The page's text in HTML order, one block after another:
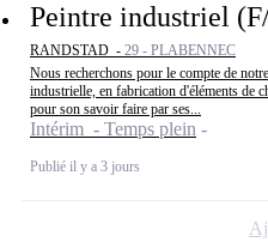
Peintre industriel
RANDSTAD - 29 - PLABENNEC
Nous recherchons pour le compte de
industrielle, en fabrication d'éléments de
pour son savoir faire par ses...
Intérim - Temps plein
Publié il y a 3 jours